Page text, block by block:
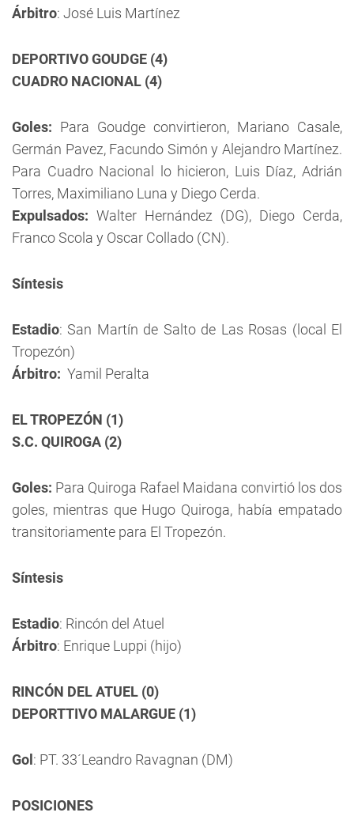
Árbitro: José Luis Martínez
DEPORTIVO GOUDGE (4)
CUADRO NACIONAL (4)
Goles: Para Goudge convirtieron, Mariano Casale,
Germán Pavez, Facundo Simón y Alejandro Martínez.
Para Cuadro Nacional lo hicieron, Luis Díaz, Adrián
Torres, Maximiliano Luna y Diego Cerda.
Expulsados: Walter Hernández (DG), Diego Cerda,
Franco Scola y Oscar Collado (CN).
Síntesis
Estadio: San Martín de Salto de Las Rosas (local El
Tropezón)
Árbitro: Yamil Peralta
EL TROPEZÓN (1)
S.C. QUIROGA (2)
Goles: Para Quiroga Rafael Maidana convirtió los dos
goles, mientras que Hugo Quiroga, había empatado
transitoriamente para El Tropezón.
Síntesis
Estadio: Rincón del Atuel
Árbitro: Enrique Luppi (hijo)
RINCÓN DEL ATUEL (0)
DEPORTTIVO MALARGUE (1)
Gol : PT. 33´Leandro Ravagnan (DM)
POSICIONES